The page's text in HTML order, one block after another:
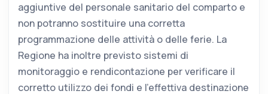
aggiuntive del personale sanitario del comparto e
non potranno sostituire una corretta
programmazione delle attività o delle ferie. La
Regione ha inoltre previsto sistemi di
monitoraggio e rendicontazione per verificare il
corretto utilizzo dei fondi e l’effettiva destinazione